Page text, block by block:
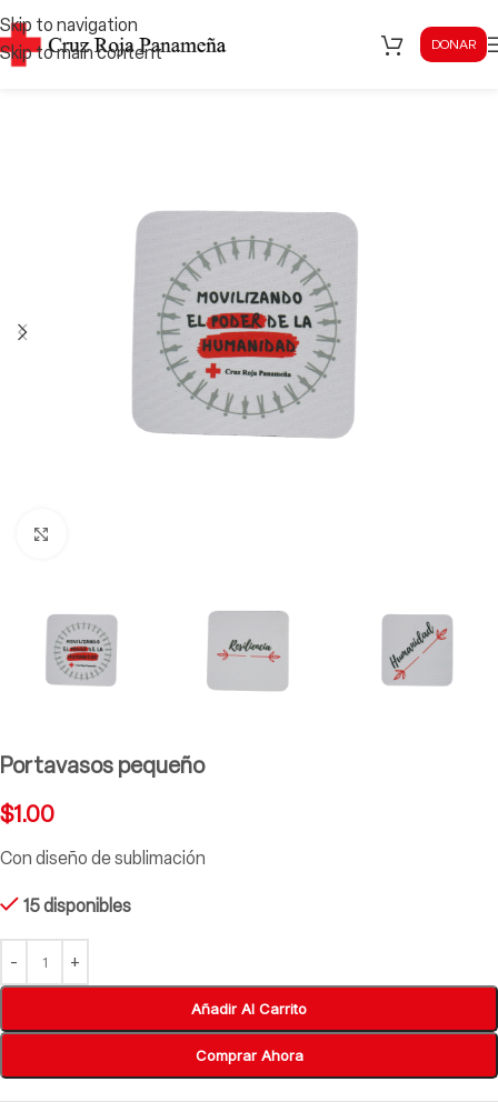
Skip to navigation
Skip to main content
DONAR
Portavasos pequeño
$1.00
Con diseño de sublimación
15 disponibles
Añadir Al Carrito
Comprar Ahora